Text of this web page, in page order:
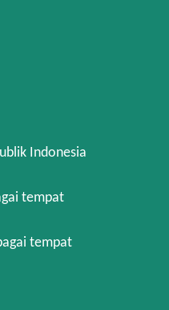
Indonesia
tempat
tempat